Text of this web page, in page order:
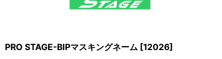
PRO STAGE-BIPマスキングネーム [12026]